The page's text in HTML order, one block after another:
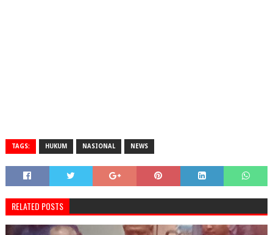
TAGS: HUKUM NASIONAL NEWS
RELATED POSTS